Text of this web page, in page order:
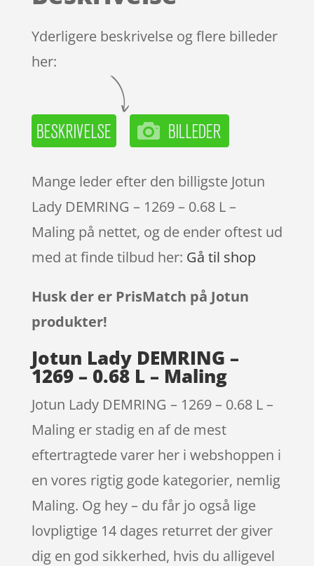
Yderligere beskrivelse og flere billeder
her:
Mange leder efter den billigste Jotun
Lady DEMRING – 1269 – 0.68 L –
Maling på nettet, og de ender oftest ud
med at finde tilbud her: Gå til shop
Husk der er PrisMatch på Jotun
produkter!
Jotun Lady DEMRING –
1269 – 0.68 L – Maling
Jotun Lady DEMRING – 1269 – 0.68 L –
Maling er stadig en af de mest
eftertragtede varer her i webshoppen i
en vores rigtig gode kategorier, nemlig
Maling. Og hey – du får jo også lige
lovpligtige 14 dages returret der giver
dig en god sikkerhed, hvis du alligevel